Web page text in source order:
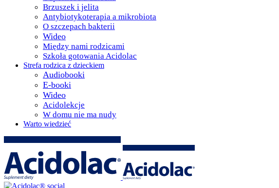
Brzuszek i jelita
Antybiotykoterapia a mikrobiota
O szczepach bakterii
Wideo
Między nami rodzicami
Szkoła gotowania Acidolac
Strefa rodzica z dzieckiem
Audiobooki
E-booki
Wideo
Acidolekcje
W domu nie ma nudy
Warto wiedzieć